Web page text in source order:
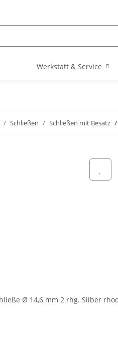
Werkstatt & Service
Schließen Schließen mit Besatz